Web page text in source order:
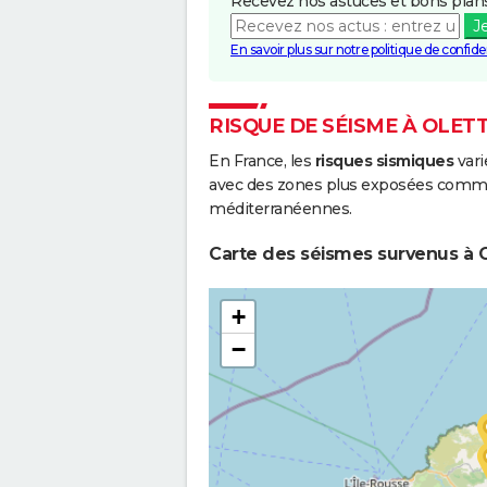
Inondations et/ou Coulées de
En savoir plus sur notre politique de
RISQUE DE SÉISME À
En France, les risques sismiques
avec des zones plus exposées
méditerranéennes.
Carte des séismes survenus à
+
−